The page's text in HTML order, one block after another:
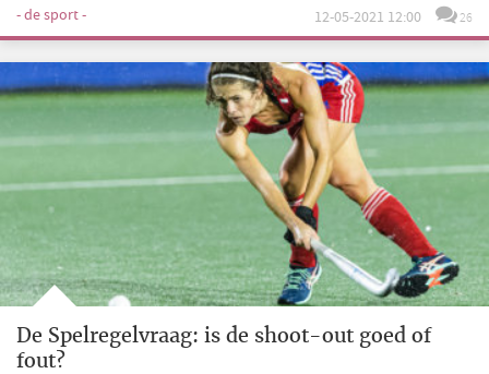
- de sport - 12-05-2021 12:00 26
De Spelregelvraag: is de shoot-out goed of
fout?